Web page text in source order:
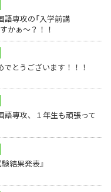
語専攻の「入学前講
かぁ～？！！
とうございます！！！
語専攻、１年生も頑張って
結果発表』